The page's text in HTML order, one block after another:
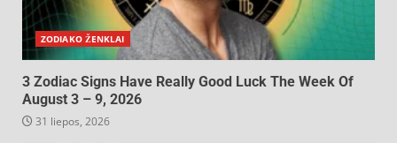
ZODIAKO ŽENKLAI
3 Zodiac Signs Have Really Good Luck The Week Of
August 3 – 9, 2026
31 liepos, 2026